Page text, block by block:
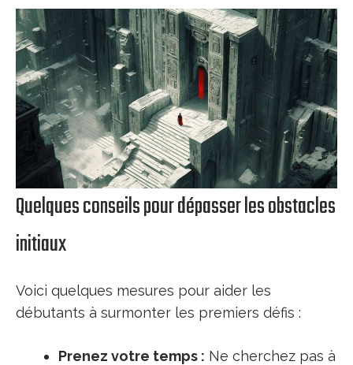
Quelques conseils pour dépasser les obstacles
initiaux
Voici quelques mesures pour aider les
débutants à surmonter les premiers défis :
Prenez votre temps : Ne cherchez pas à